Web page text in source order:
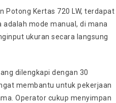
Potong Kertas 720 LW, terdapat
mode manual, di mana
ukuran secara langsung
dilengkapi dengan 30
membantu untuk pekerjaan
Operator cukup menyimpan